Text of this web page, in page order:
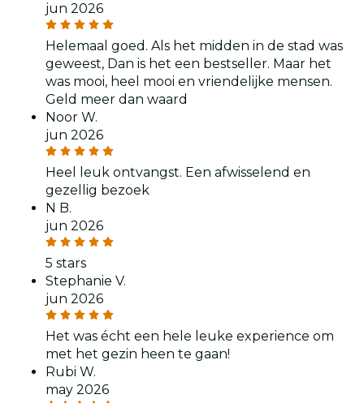
jun 2026
Helemaal goed. Als het midden in de stad was
geweest, Dan is het een bestseller. Maar het
was mooi, heel mooi en vriendelijke mensen.
Geld meer dan waard
Noor W.
jun 2026
Heel leuk ontvangst. Een afwisselend en
gezellig bezoek
N B.
jun 2026
5 stars
Stephanie V.
jun 2026
Het was écht een hele leuke experience om
met het gezin heen te gaan!
Rubi W.
may 2026